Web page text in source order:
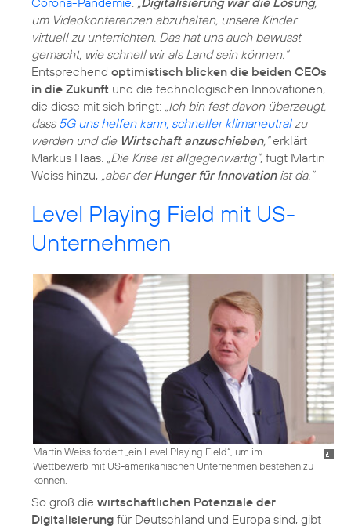
um Videokonferenzen abzuhalten, unsere Kinder
virtuell zu unterrichten. Das hat uns auch bewusst
gemacht, wie schnell wir als Land sein können.“
Entsprechend optimistisch blicken die beiden CEOs
in die Zukunft und die technologischen Innovationen,
die diese mit sich bringt: „Ich bin fest davon überzeugt,
dass 5G uns helfen kann, schneller klimaneutralzu
werden und die Wirtschaft anzuschieben,“erklärt
Markus Haas. „Die Krise ist allgegenwärtig“, fügt Martin
Weiss hinzu, „aber derHunger für Innovationist da.“
Level Playing Field mit US-
Unternehmen
Martin Weiss fordert „ein Level Playing Field“, um im
Wettbewerb mit US-amerikanischen Unternehmen bestehen zu
können.
So groß die wirtschaftlichen Potenziale der
Digitalisierung für Deutschland und Europa sind, gibt